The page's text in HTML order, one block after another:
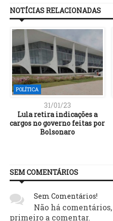
NOTÍCIAS RELACIONADAS
POLÍTICA
31/01/23
Lula retira indicações a
cargos no governo feitas por
Bolsonaro
SEM COMENTÁRIOS
Sem Comentários!
Não há
primeiro a comentar.